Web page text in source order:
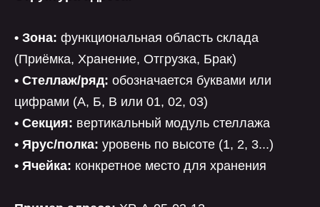
• Зона: функциональная область склада
(Приёмка, Хранение, Отгрузка, Брак)
• Стеллаж/ряд: обозначается буквами или
цифрами (А, Б, В или 01, 02, 03)
• Секция: вертикальный модуль стеллажа
• Ярус/полка: уровень по высоте (1, 2, 3...)
• Ячейка: конкретное место для хранения